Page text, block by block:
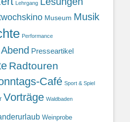
Lehrgang
Museum Musik
Performance
Presseartikel
Radtouren
Café Sport & Spiel
Vorträge Waldbaden
Weinprobe